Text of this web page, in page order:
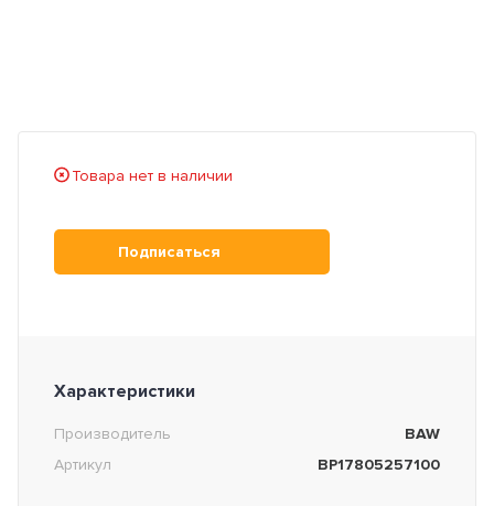
Товара нет в наличии
Подписаться
Характеристики
Производитель
BAW
Артикул
BP17805257100